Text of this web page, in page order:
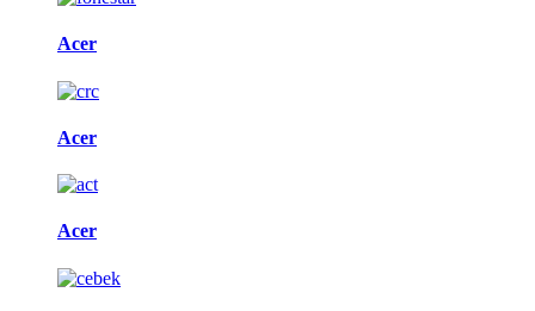
Acer
Acer
Acer